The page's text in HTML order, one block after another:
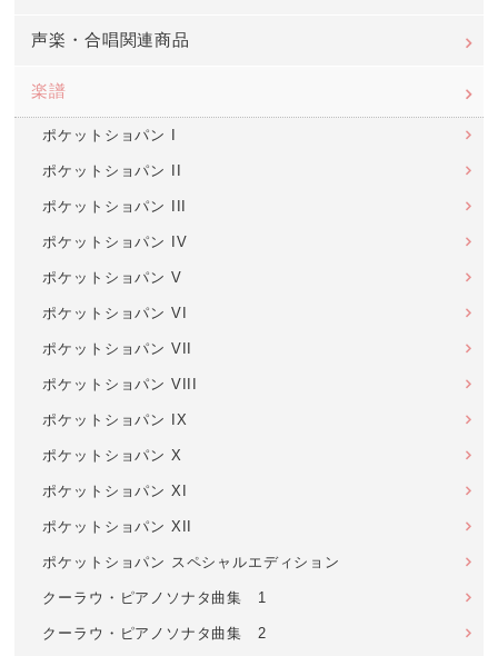
声楽・合唱関連商品
楽譜
ポケットショパン I
ポケットショパン II
ポケットショパン III
ポケットショパン IV
ポケットショパン V
ポケットショパン VI
ポケットショパン VII
ポケットショパン VIII
ポケットショパン IX
ポケットショパン X
ポケットショパン XI
ポケットショパン XII
ポケットショパン スペシャルエディション
クーラウ・ピアノソナタ曲集 1
クーラウ・ピアノソナタ曲集 2